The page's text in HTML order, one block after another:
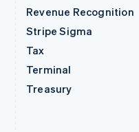
Revenue Recognition
Stripe Sigma
Tax
Terminal
Treasury